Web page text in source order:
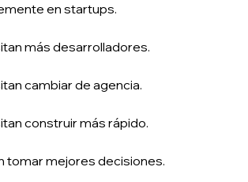
en startups.
más desarrolladores.
cambiar de agencia.
construir más rápido.
tomar mejores decisiones.